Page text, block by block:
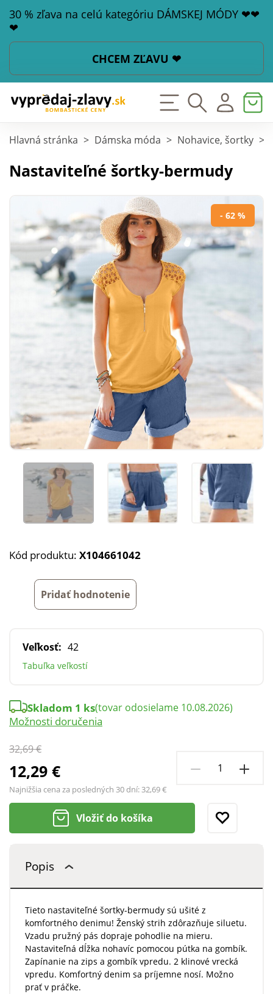
30 % zľava na celú kategóriu DÁMSKEJ MÓDY ❤❤
❤
CHCEM ZĽAVU ❤
Hlavná stránka > Dámska móda > Nohavice, šortky >
Nastaviteľné šortky-bermudy
- 62 %
Kód produktu: X104661042
Pridať hodnotenie
Veľkosť: 42
Tabuľka veľkostí
32,69 €
12,29 €
Najnižšia cena za posledných 30 dní:32,69 €
Skladom 1 ks(tovar odosielame 10.08.2026)
Možnosti doručenia
Vložiť do košíka
Popis
Tieto nastaviteľné šortky-bermudy sú ušité z
komfortného denimu! Ženský strih zdôrazňuje siluetu.
Vzadu pružný pás dopraje pohodlie na mieru.
Nastaviteľná dĺžka nohavíc pomocou pútka na gombík.
Zapínanie na zips a gombík vpredu. 2 klinové vrecká
vpredu. Komfortný denim sa príjemne nosí. Možno
prať v práčke.